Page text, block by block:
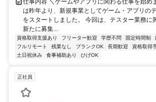
仕事内容 ＼ゲームやアプリに関わる仕事を始め
は昨年より、新規事業としてゲーム・アプリの
をスタートしました。 今回は、テスター業務に
新たに募集...
資格取得支援あり フリーター歓迎 学歴不問 固定時間制
フルリモート
残業なし ブランクOK 長期歓迎 資格取得
土日祝休み
食事補助あり ひげOK
正社員